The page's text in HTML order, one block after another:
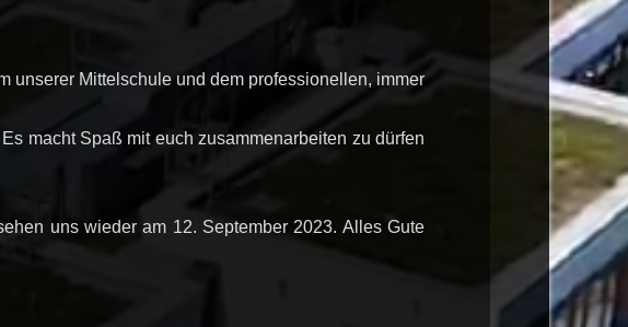
unserer Mittelschule und dem professionellen, immer
macht Spaß mit euch zusammenarbeiten zu dürfen
uns wieder am 12. September 2023. Alles Gute